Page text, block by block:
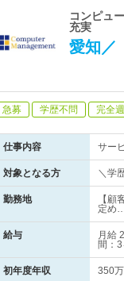
コンピュ
充実
愛知／
急募 学歴不問 完全
仕事内容 サー
対象となる方 ＼学
勤務地
【
定め
給与
月給
間：
初年度年収 350